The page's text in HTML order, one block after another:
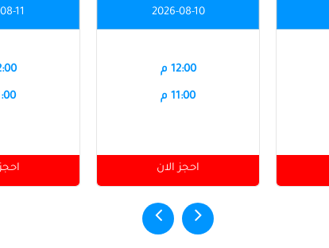
2026-08-10
12:00 م
11:00 م
احجز الان
11